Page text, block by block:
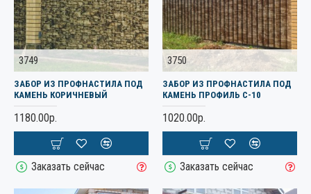
3749
ЗАБОР ИЗ ПРОФНАСТИЛА ПОД
КАМЕНЬ КОРИЧНЕВЫЙ
1180.00р.
Заказать сейчас
3750
ЗАБОР ИЗ ПРОФНАСТИЛА ПОД
КАМЕНЬ ПРОФИЛЬ С-10
1020.00р.
Заказать сейчас